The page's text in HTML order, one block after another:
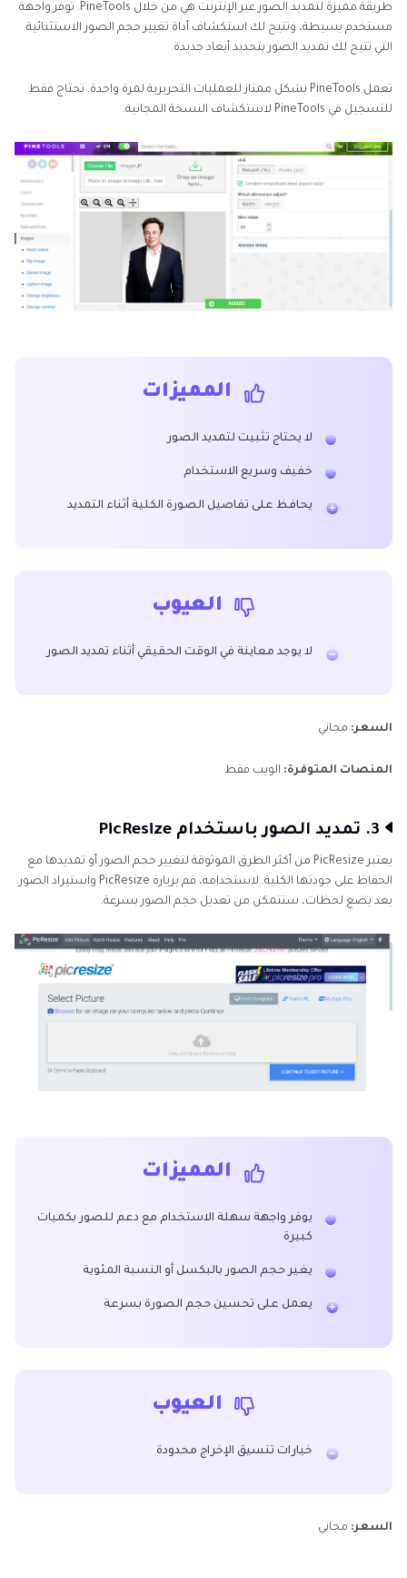
طريقة مميزة لتمديد الصور عبر الإنترنت هي من خلال PineTools. توفر واجهة
مستخدم بسيطة، وتتيح لك استكشاف أداة تغيير حجم الصور الاستثنائية
التي تتيح لك تمديد الصور بتحديد أبعاد جديدة.
تعمل PineTools بشكل ممتاز للعمليات التحريرية لمرة واحدة. تحتاج فقط
للتسجيل في PineTools لاستكشاف النسخة المجانية.
المميزات
لا يحتاج تثبيت لتمديد الصور
خفيف وسريع الاستخدام
يحافظ على تفاصيل الصورة الكلية أثناء التمديد
العيوب
لا يوجد معاينة في الوقت الحقيقي أثناء تمديد الصور
السعر: مجاني
المنصات المتوفرة: الويب فقط
3. تمديد الصور باستخدام PicResize
يعتبر PicResize من أكثر الطرق الموثوقة لتغيير حجم الصور أو تمديدها مع
الحفاظ على جودتها الكلية. لاستخدامه، قم بزيارة PicResize واستيراد الصور.
بعد بضع لحظات، ستتمكن من تعديل حجم الصور بسرعة.
المميزات
يوفر واجهة سهلة الاستخدام مع دعم للصور بكميات
كبيرة
يغير حجم الصور بالبكسل أو النسبة المئوية
يعمل على تحسين حجم الصورة بسرعة
العيوب
خيارات تنسيق الإخراج محدودة
السعر: مجاني